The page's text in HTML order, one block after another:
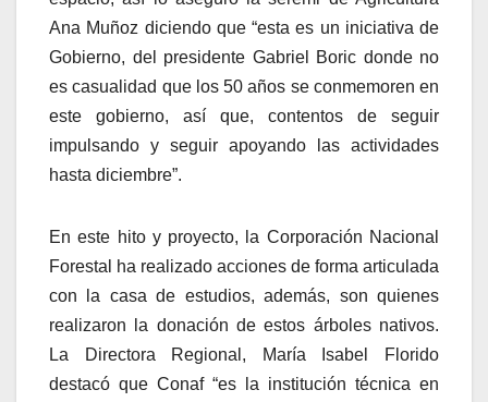
Ana Muñoz diciendo que “esta es un iniciativa de
Gobierno, del presidente Gabriel Boric donde no
es casualidad que los 50 años se conmemoren en
este gobierno, así que, contentos de seguir
impulsando y seguir apoyando las actividades
hasta diciembre”.
En este hito y proyecto, la Corporación Nacional
Forestal ha realizado acciones de forma articulada
con la casa de estudios, además, son quienes
realizaron la donación de estos árboles nativos.
La Directora Regional, María Isabel Florido
destacó que Conaf “es la institución técnica en